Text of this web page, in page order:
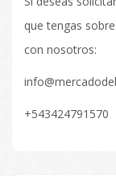
que tengas
con nosotros:
+543424791570